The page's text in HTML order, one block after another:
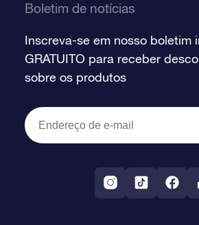
Boletim de notícias
Inscreva-se em nosso boletim
GRATUITO para receber
sobre os produtos